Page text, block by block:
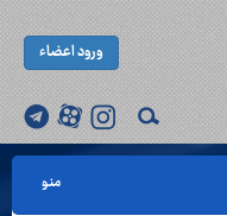
ورود اعضاء
منو